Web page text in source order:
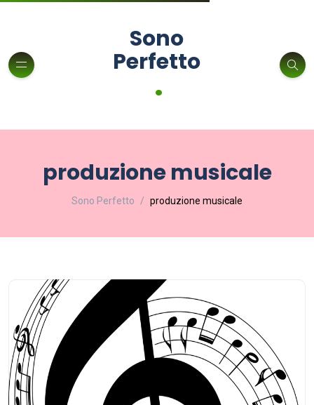
Sono
Perfetto
.
produzione musicale
Sono Perfetto produzione musicale